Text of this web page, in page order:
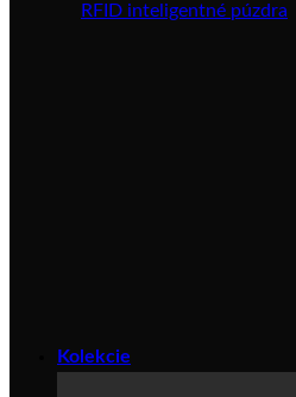
RFID inteligentné púzdra
Kolekcie